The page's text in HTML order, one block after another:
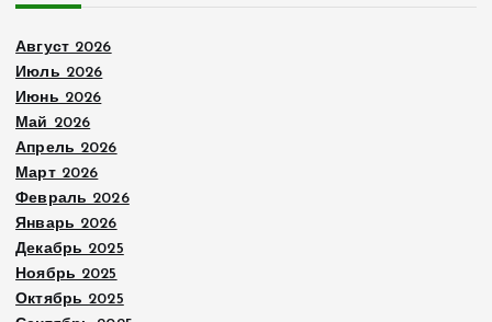
Август 2026
Июль 2026
Июнь 2026
Май 2026
Апрель 2026
Март 2026
Февраль 2026
Январь 2026
Декабрь 2025
Ноябрь 2025
Октябрь 2025